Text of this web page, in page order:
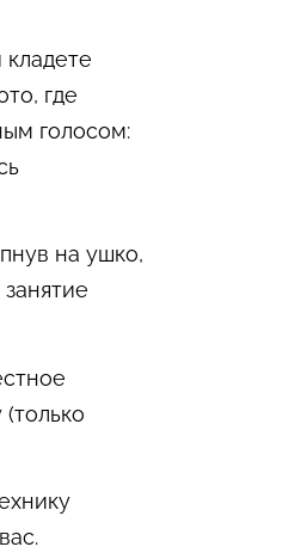
где
голосом:
на ушко,